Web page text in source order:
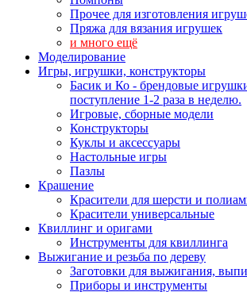
Прочее для изготовления
Пряжа для вязания игрушек
и много ещё
Моделирование
Игры, игрушки, конструкторы
Басик и Ко - брендовые
поступление 1-2 раза в неделю.
Игровые, сборные модели
Конструкторы
Куклы и аксессуары
Настольные игры
Пазлы
Крашение
Красители для шерсти и
Красители универсальные
Квиллинг и оригами
Инструменты для квиллинга
Выжигание и резьба по дереву
Заготовки для выжигания,
Приборы и инструменты